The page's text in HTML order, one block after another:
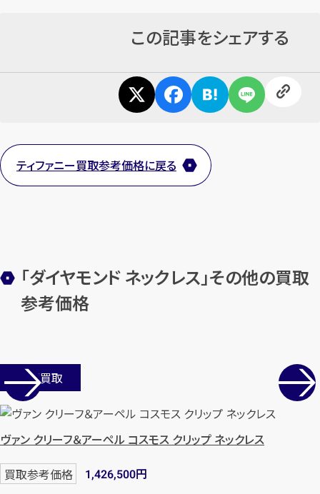
1 分！今すぐ査定金額をお伝えいた
【総合受付】24時間・年中無休(年末年
始除く)
この記事をシェアする
ティファニー買取参考価格に戻る
「ダイヤモンド ネックレス」その他の買取
参考価格
店舗買取
ヴァン クリーフ＆アーペル コスモス クリップ ネックレス
買取参考価格 1,426,500円